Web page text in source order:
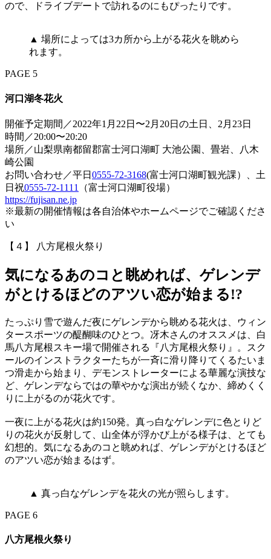
ので、ドライブデートで訪れるのにもぴったりです。
▲ 場所によっては3カ所から上がる花火を眺めら
れます。
PAGE 5
河口湖冬花火
開催予定期間／2022年1月22日〜2月20日の土日、2月23日
時間／20:00〜20:20
場所／山梨県南都留郡富士河口湖町 大池公園、畳岩、八木
崎公園
お問い合わせ／平日 0555-72-3168(富士河口湖町観光課）、土
日祝0555-72-1111
（富士河口湖町役場）
https://fujisan.ne.jp
※最新の開催情報は各自治体やホームページでご確認くださ
い
【４】 八方尾根火祭り
気になるあのコと眺めれば、ゲレンデ
がとけるほどのアツい恋が始まる!?
たっぷり雪で遊んだ夜にゲレンデから眺める花火は、ウィン
タースポーツの醍醐味のひとつ。冴木さんのオススメは、白
馬八方尾根スキー場で開催される『八方尾根火祭り』。スク
ールのインストラクターたちが一斉に滑り降りてくるたいま
つ滑走から始まり、デモンストレーターによる華麗な演技な
ど、ゲレンデならではの華やかな演出が続くなか、締めくく
りに上がるのが花火です。
一夜に上がる花火は約150発。真っ白なゲレンデに色とりど
りの花火が反射して、山全体が浮かび上がる様子は、とても
幻想的。気になるあのコと眺めれば、ゲレンデがとけるほど
のアツい恋が始まるはず。
▲ 真っ白なゲレンデを花火の光が照らします。
PAGE 6
八方尾根火祭り